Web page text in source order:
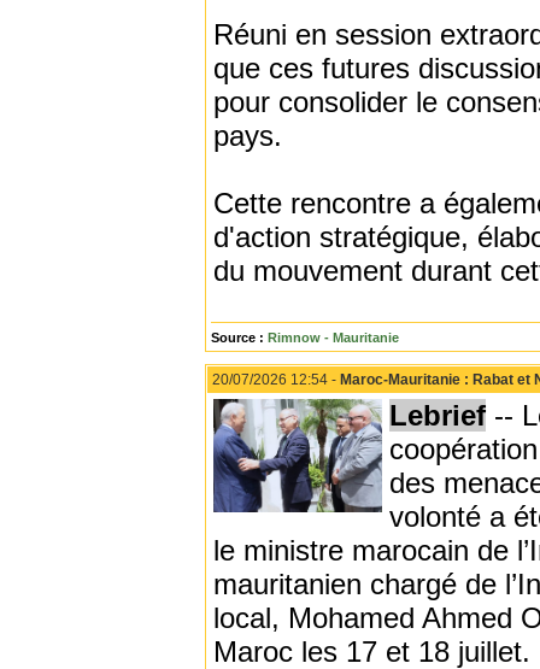
Réuni en session
que ces futures
pour consolider le
pays.
Cette rencontre a
d'action stratégique,
du mouvement durant
Source : Rimnow - Mauritanie
20/07/2026 12:54 - Maroc-Mauritanie : Rabat
Lebrief --
des
volonté a
le ministre marocain de
mauritanien chargé de
local, Mohamed Ahmed
Maroc les 17 et 18 juillet.